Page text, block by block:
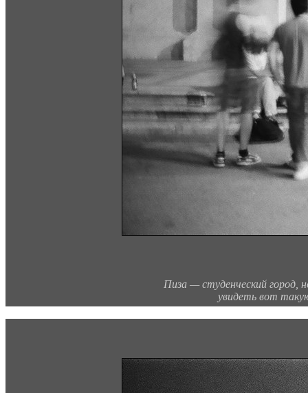
Пиза — студенческий город,
увидеть вот